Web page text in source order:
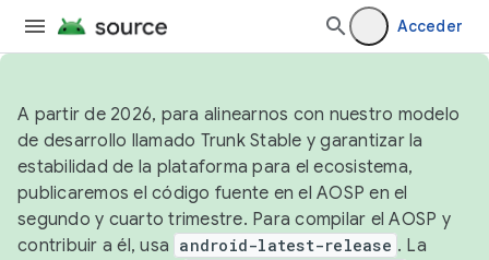
Acceder
A partir de 2026, para alinearnos con nuestro modelo
de desarrollo llamado Trunk Stable y garantizar la
estabilidad de la plataforma para el ecosistema,
publicaremos el código fuente en el AOSP en el
segundo y cuarto trimestre. Para compilar el AOSP y
contribuir a él, usa android-latest-release . La